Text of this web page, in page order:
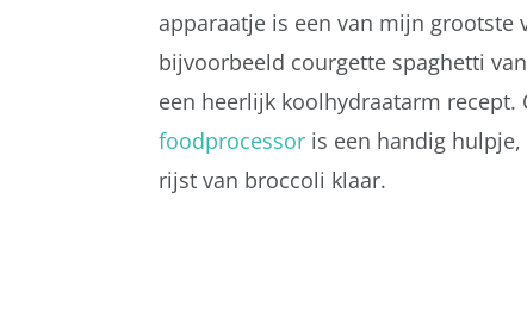
apparaatje is een van mijn grootste
bijvoorbeeld courgette spaghetti
een heerlijk koolhydraatarm recept.
foodprocessor is een handig
rijst van broccoli klaar.